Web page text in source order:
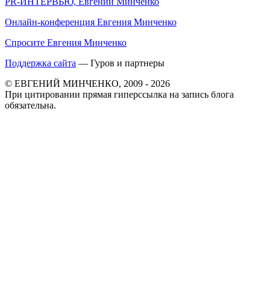
Онлайн-конференция Евгения Минченко
Спросите Евгения Минченко
Поддержка сайта — Гуров и партнеры
© ЕВГЕНИЙ МИНЧЕНКО, 2009 - 2026
При цитировании прямая гиперссылка на запись блога
обязательна.